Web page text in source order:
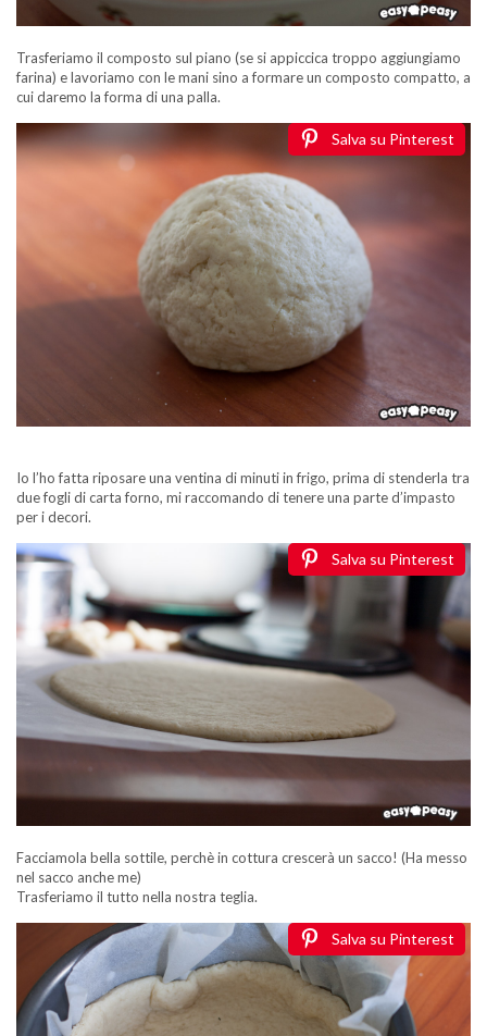
Trasferiamo il composto sul piano (se si appiccica troppo aggiungiamo
farina) e lavoriamo con le mani sino a formare un composto compatto, a
cui daremo la forma di una palla.
Salva su Pinterest
Io l’ho fatta riposare una ventina di minuti in frigo, prima di stenderla tra
due fogli di carta forno, mi raccomando di tenere una parte d’impasto
per i decori.
Salva su Pinterest
Facciamola bella sottile, perchè in cottura crescerà un sacco! (Ha messo
nel sacco anche me)
Trasferiamo il tutto nella nostra teglia.
Salva su Pinterest